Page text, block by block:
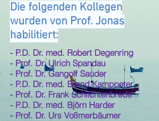
Die folgenden Kollegen
wurden von Prof. Jonas
habilitiert:
- P.D. Dr. med. Robert Degenring
- Prof. Dr. Ulrich Spandau
- Prof. Dr. Gangolf Sauder
- P.D. Dr. med. Bernd Kamppeter
- Prof. Dr. Frank Schlichtenbrede
- P.D. Dr. med. Björn Harder
- Prof. Dr. Urs Voßmerbäumer